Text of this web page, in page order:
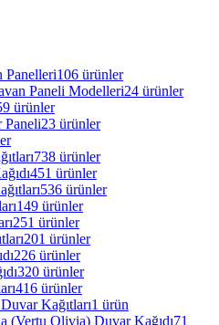
Panelleri106 ürünler
Paneli Modelleri24 ürünler
ürünler
Paneli23 ürünler
738 ürünler
451 ürünler
536 ürünler
149 ürünler
251 ürünler
201 ürünler
226 ürünler
320 ürünler
416 ürünler
Kağıtları1 ürün
(Vertu Olivia) Duvar Kağıdı71